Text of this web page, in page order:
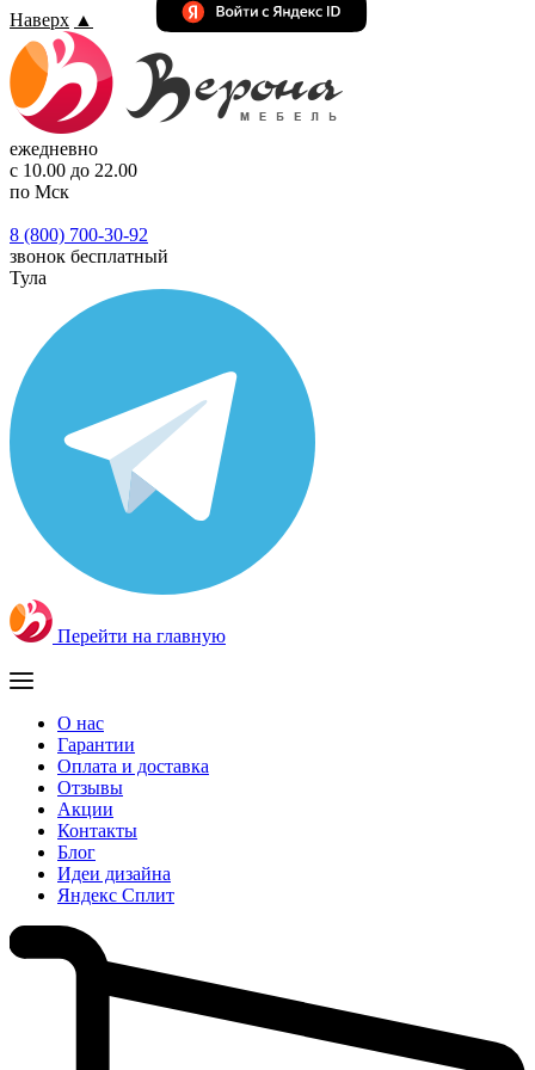
Наверх ▲
ежедневно
с 10.00 до 22.00
по Мск
8 (800) 700-30-92
звонок бесплатный
Тула
Перейти на главную
О нас
Гарантии
Оплата и доставка
Отзывы
Акции
Контакты
Блог
Идеи дизайна
Яндекс Сплит